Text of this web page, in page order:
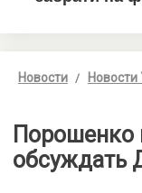
Новости
Порошенко
обсуждать